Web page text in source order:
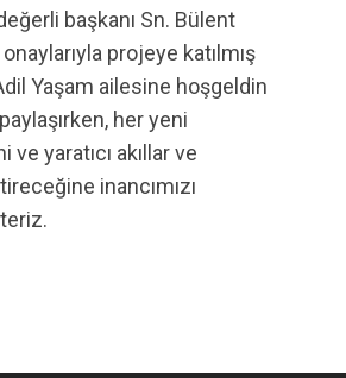
başkanı Sn. Bülent
onaylarıyla projeye katılmış
Yaşam ailesine hoşgeldin
her yeni
ve yaratıcı akıllar ve
inancımızı